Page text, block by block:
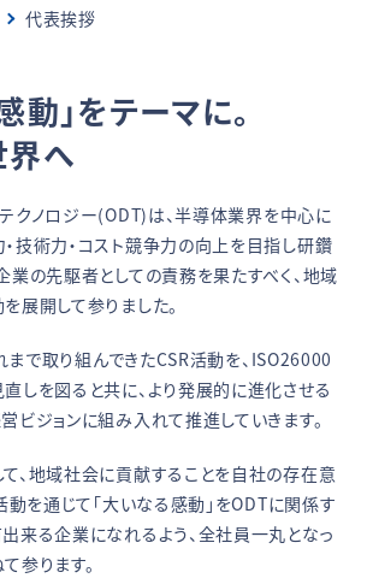
代表挨拶
動」をテーマに。
界へ
クノロジー(ODT)は、半導体業界を中心に
技術力・コスト競争力の向上を目指し研鑽
業の先駆者としての責務を果たすべく、地域
展開して参りました。
まで取り組んできたCSR活動を、ISO26000
しを図ると共に、より発展的に進化させる
ビジョンに組み入れて推進していきます。
、地域社会に貢献することを自社の存在意
動を通じて「大いなる感動」をODTに関係す
来る企業になれるよう、全社員一丸となっ
参ります。